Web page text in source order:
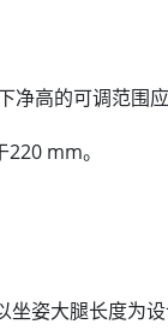
高的可调范围
mm。
姿大腿长度为设